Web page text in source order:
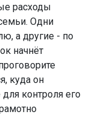
расходы
Одни
а другие - по
начнёт
куда он
для контроля его